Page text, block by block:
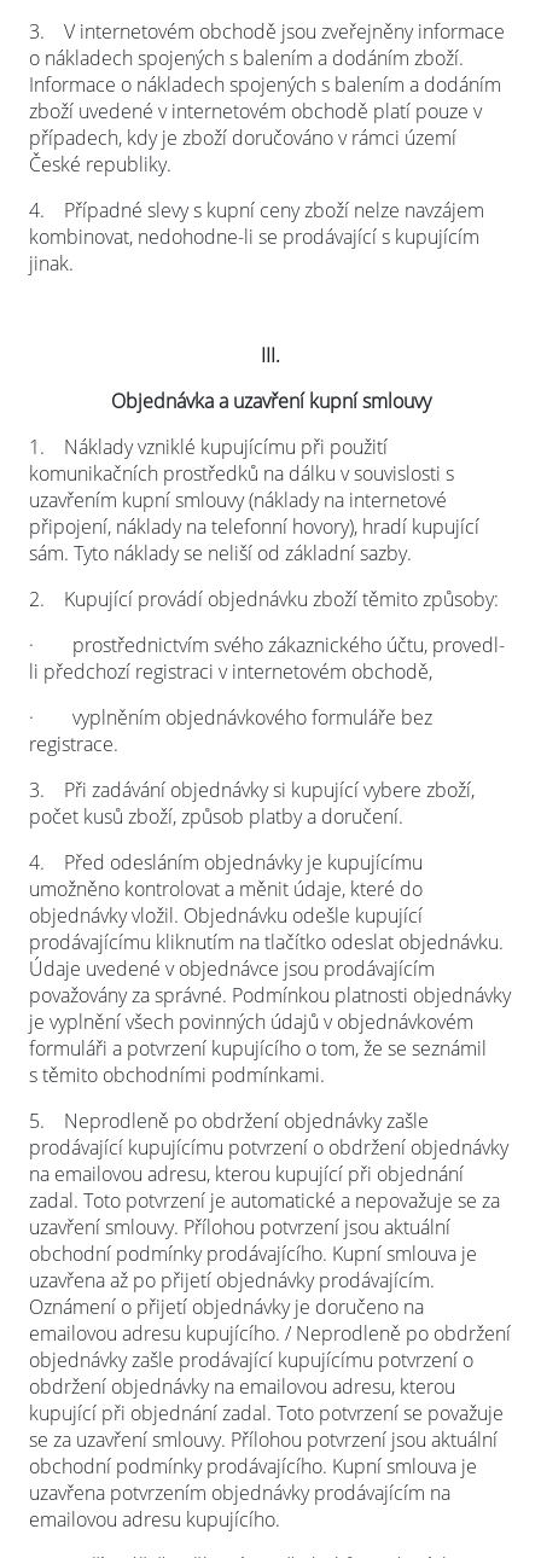
3. V internetovém obchodě jsou zveřejněny informace
o nákladech spojených s balením a dodáním zboží.
Informace o nákladech spojených s balením a dodáním
zboží uvedené v internetovém obchodě platí pouze v
případech, kdy je zboží doručováno v rámci území
České republiky.
4. Případné slevy s kupní ceny zboží nelze navzájem
kombinovat, nedohodne-li se prodávající s kupujícím
jinak.
III.
Objednávka a uzavření kupní smlouvy
1. Náklady vzniklé kupujícímu při použití
komunikačních prostředků na dálku v souvislosti s
uzavřením kupní smlouvy (náklady na internetové
připojení, náklady na telefonní hovory), hradí kupující
sám. Tyto náklady se neliší od základní sazby.
2. Kupující provádí objednávku zboží těmito způsoby:
· prostřednictvím svého zákaznického účtu, provedl-
li předchozí registraci v internetovém obchodě,
· vyplněním objednávkového formuláře bez
registrace.
3. Při zadávání objednávky si kupující vybere zboží,
počet kusů zboží, způsob platby a doručení.
4. Před odesláním objednávky je kupujícímu
umožněno kontrolovat a měnit údaje, které do
objednávky vložil. Objednávku odešle kupující
prodávajícímu kliknutím na tlačítko odeslat objednávku.
Údaje uvedené v objednávce jsou prodávajícím
považovány za správné. Podmínkou platnosti objednávky
je vyplnění všech povinných údajů v objednávkovém
formuláři a potvrzení kupujícího o tom, že se seznámil
s těmito obchodními podmínkami.
5. Neprodleně po obdržení objednávky zašle
prodávající kupujícímu potvrzení o obdržení objednávky
na emailovou adresu, kterou kupující při objednání
zadal. Toto potvrzení je automatické a nepovažuje se za
uzavření smlouvy. Přílohou potvrzení jsou aktuální
obchodní podmínky prodávajícího. Kupní smlouva je
uzavřena až po přijetí objednávky prodávajícím.
Oznámení o přijetí objednávky je doručeno na
emailovou adresu kupujícího. / Neprodleně po obdržení
objednávky zašle prodávající kupujícímu potvrzení o
obdržení objednávky na emailovou adresu, kterou
kupující při objednání zadal. Toto potvrzení se považuje
se za uzavření smlouvy. Přílohou potvrzení jsou aktuální
obchodní podmínky prodávajícího. Kupní smlouva je
uzavřena potvrzením objednávky prodávajícím na
emailovou adresu kupujícího.